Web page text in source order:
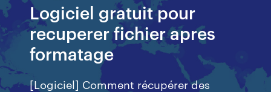
Logiciel gratuit pour
recuperer fichier apres
formatage
[Logiciel] Comment récupérer des